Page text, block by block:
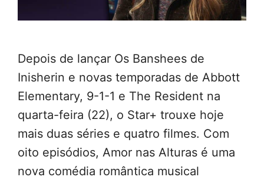
Depois de lançar Os Banshees de
Inisherin e novas temporadas de Abbott
Elementary, 9-1-1 e The Resident na
quarta-feira (22), o Star+ trouxe hoje
mais duas séries e quatro filmes. Com
oito episódios, Amor nas Alturas é uma
nova comédia romântica musical